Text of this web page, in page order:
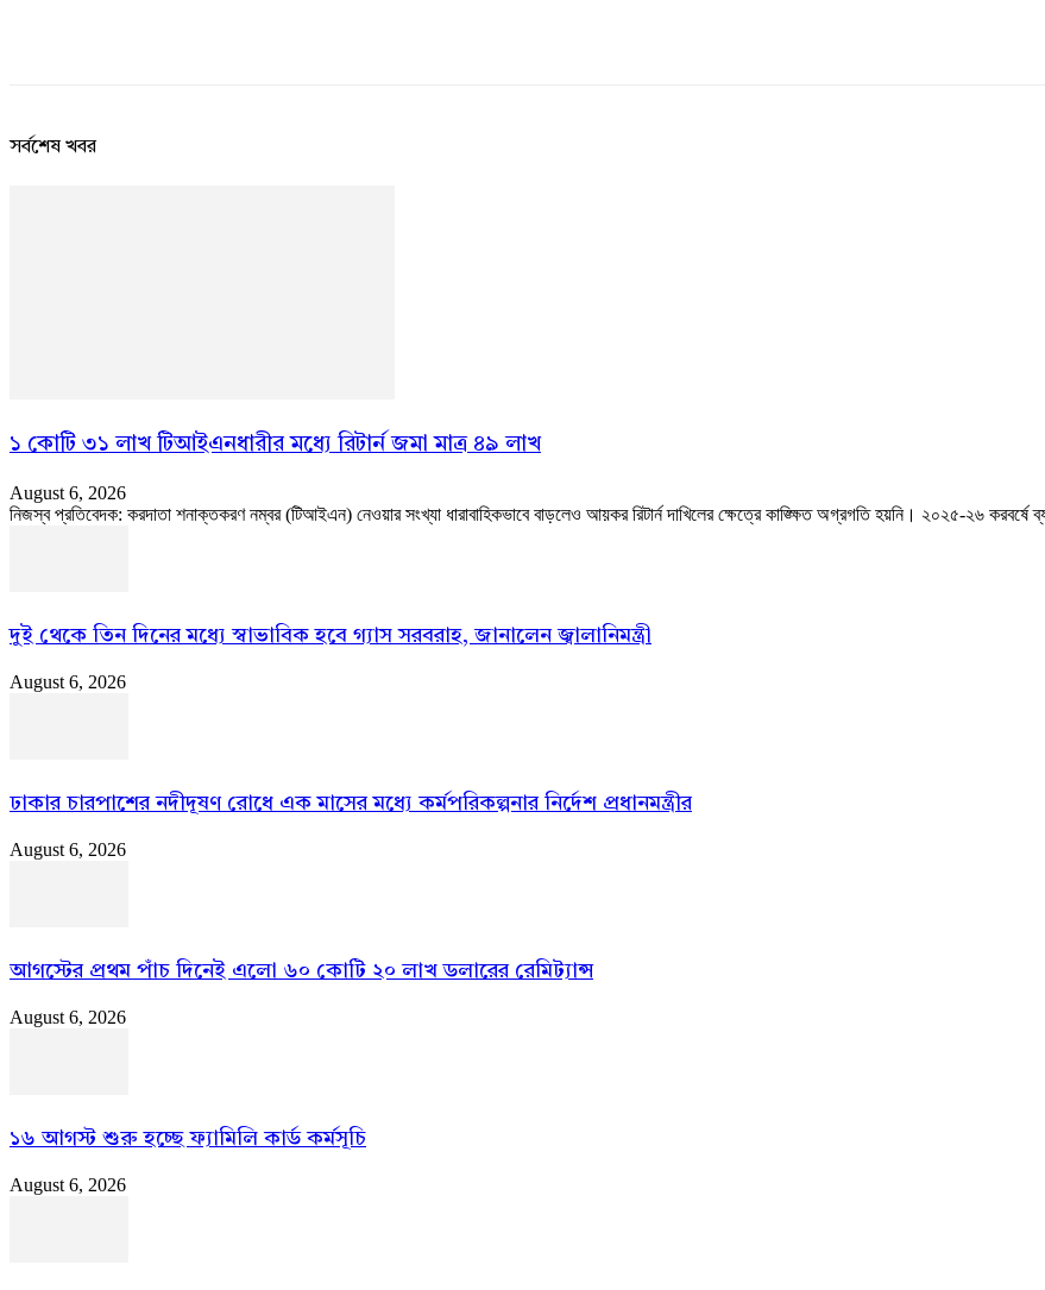
সর্বশেষ খবর
১ কোটি ৩১ লাখ টিআইএনধারীর মধ্যে রিটার্ন জমা মাত্র ৪৯ লাখ
August 6, 2026
নিজস্ব প্রতিবেদক: করদাতা শনাক্তকরণ নম্বর (টিআইএন) নেওয়ার সংখ্যা ধারাবাহিকভাবে বাড়লেও আয়কর রিটার্ন দাখিলের ক্ষেত্রে কাঙ্ক্ষিত অগ্রগতি হয়নি। ২০২৫-২৬ করবর্ষে
দুই থেকে তিন দিনের মধ্যে স্বাভাবিক হবে গ্যাস সরবরাহ, জানালেন জ্বালানিমন্ত্রী
August 6, 2026
ঢাকার চারপাশের নদীদূষণ রোধে এক মাসের মধ্যে কর্মপরিকল্পনার নির্দেশ প্রধানমন্ত্রীর
August 6, 2026
আগস্টের প্রথম পাঁচ দিনেই এলো ৬০ কোটি ২০ লাখ ডলারের রেমিট্যান্স
August 6, 2026
১৬ আগস্ট শুরু হচ্ছে ফ্যামিলি কার্ড কর্মসূচি
August 6, 2026